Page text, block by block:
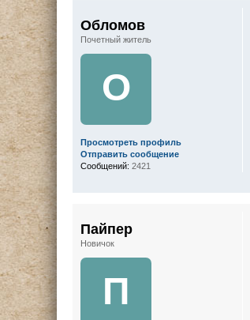
Обломов
Почетный житель
О
Просмотреть профиль
Отправить сообщение
Сообщений: 2421
Пайпер
Новичок
П